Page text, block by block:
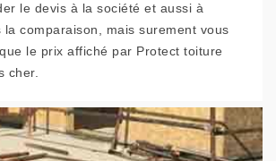
le devis à la société et aussi à
la comparaison, mais surement vous
le prix affiché par Protect toiture
cher.